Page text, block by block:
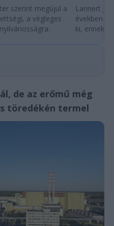
szerint megújul a
a végleges
Lannert
években
ki, ennek
de az erőmű még
töredékén termel